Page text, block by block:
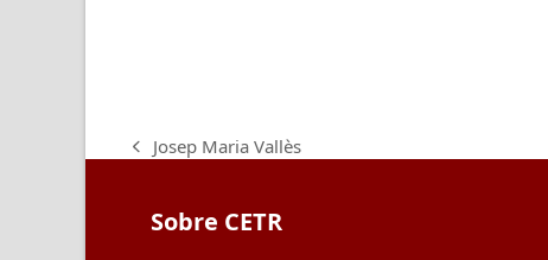
previous
Josep Maria Vallès
Sobre CETR